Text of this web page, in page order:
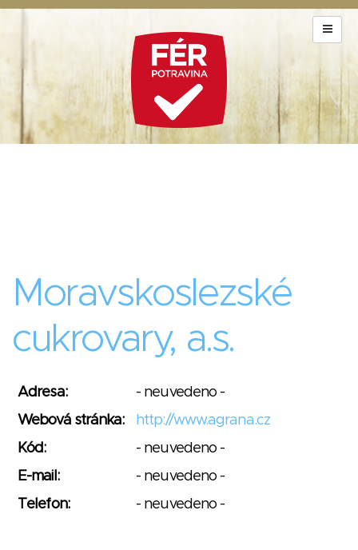
Moravskoslezské
cukrovary, a.s.
Adresa:
- neuvedeno -
Webová stránka:
http://www.agrana.cz
Kód:
- neuvedeno -
E-mail:
- neuvedeno -
Telefon:
- neuvedeno -